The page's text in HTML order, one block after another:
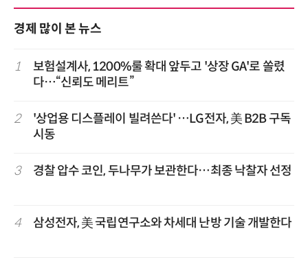
경제 많이 본 뉴스
1
보험설계사, 1200%룰 확대 앞두고 '상장 GA'로 쏠렸
다…“신뢰도 메리트”
2
'상업용 디스플레이 빌려쓴다' …LG전자, 美 B2B 구독
시동
3 경찰 압수 코인, 두나무가 보관한다…최종 낙찰자 선정
4 삼성전자, 美 국립연구소와 차세대 난방 기술 개발한다